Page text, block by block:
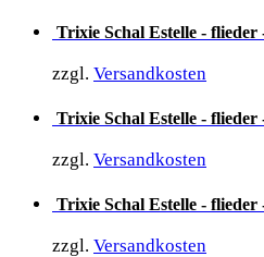
Trixie Schal Estelle - flieder
zzgl. Versandkosten
Trixie Schal Estelle - flieder
zzgl. Versandkosten
Trixie Schal Estelle - flieder
zzgl. Versandkosten